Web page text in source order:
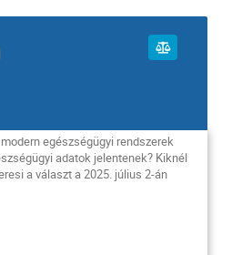
egészségügyi rendszerek
adatok jelentenek? Kiknél
a választ a 2025. július 2-án